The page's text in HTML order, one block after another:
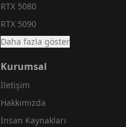
RTX 5080
RTX 5090
Daha fazla göster
Kurumsal
İletişim
Hakkımızda
İnsan Kaynakları